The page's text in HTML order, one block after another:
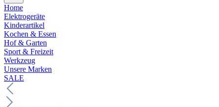
Home
Elektrogeräte
Kinderartikel
Kochen & Essen
Hof & Garten
Sport & Freizeit
Werkzeug
Unsere Marken
SALE